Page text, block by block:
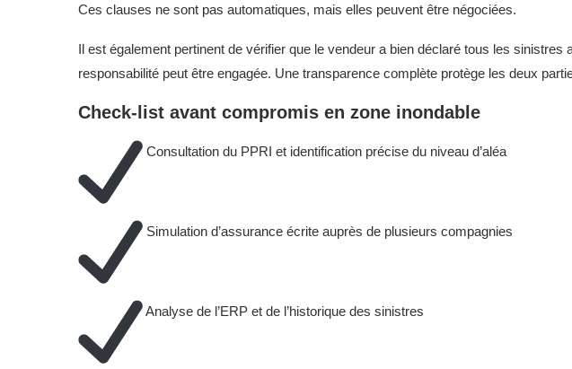
Ces clauses ne sont pas automatiques, mais elles peuvent être négociées.
Il est également pertinent de vérifier que le vendeur a bien déclaré tous les sinistres
responsabilité peut être engagée. Une transparence complète protège les deux
Check-list avant compromis en zone inondable
Consultation du PPRI et identification précise du niveau d’aléa
Simulation d’assurance écrite auprès de plusieurs compagnies
Analyse de l’ERP et de l’historique des sinistres